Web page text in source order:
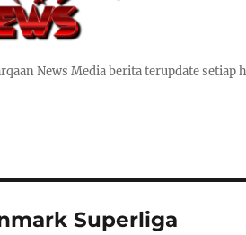
News Media berita terupdate setiap
Superliga